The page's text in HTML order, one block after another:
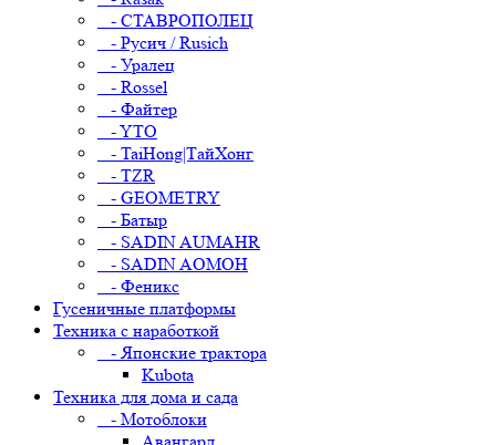
- СТАВРОПОЛЕЦ
- Русич / Rusich
- Уралец
- Rossel
- Файтер
- YTO
- TaiHong|ТайХонг
- TZR
- GEOMETRY
- Батыр
- SADIN AUMAHR
- SADIN AOMOH
- Феникс
Гусеничные платформы
Техника с наработкой
- Японские трактора
Kubota
Техника для дома и сада
- Мотоблоки